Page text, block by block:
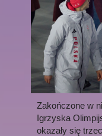
Zakończone w
Igrzyska
okazały się